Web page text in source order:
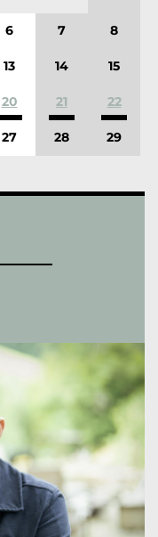
6 7 8
13 14 15
20 21 22
27 28 29